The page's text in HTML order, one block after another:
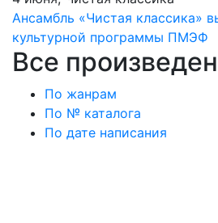
Ансамбль «Чистая классика»
культурной программы ПМЭФ
Все
По жанрам
По № каталога
По дате написания